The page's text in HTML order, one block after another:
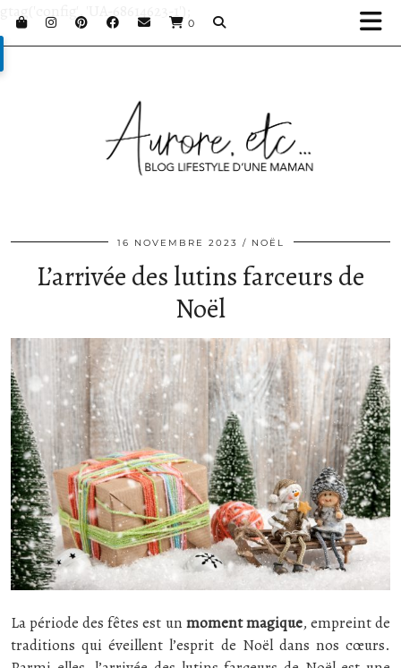
0
gtag('config', 'UA-68614623-1');
16 NOVEMBRE 2023 NOËL
L’arrivée des lutins farceurs de
Noël
La période des fêtes est un moment magique, empreint de
traditions qui éveillent l’esprit de Noël dans nos cœurs.